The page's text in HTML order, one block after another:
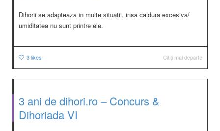
Dihorii se adapteaza in multe situatii, insa caldura excesiva/
umiditatea nu sunt printre ele.
3likes Citiți mai departe
3 ani de dihori.ro – Concurs &
Dihoriada VI